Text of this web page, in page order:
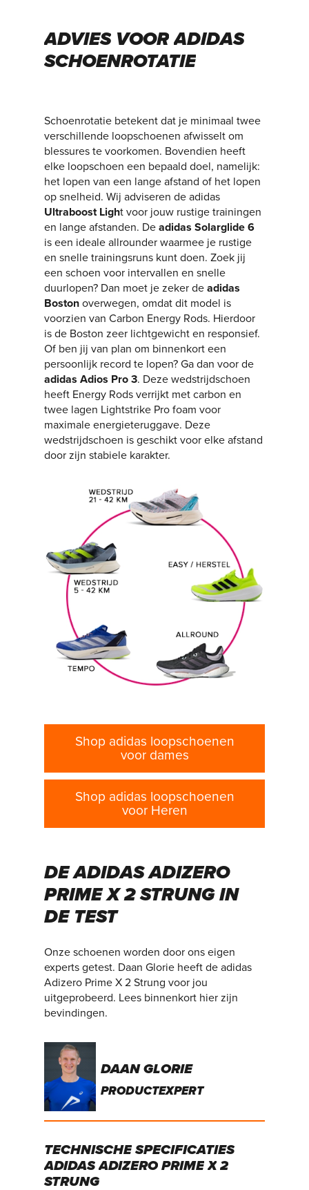
ADVIES VOOR ADIDAS
SCHOENROTATIE
Schoenrotatie betekent dat je minimaal twee
verschillende loopschoenen afwisselt om
blessures te voorkomen. Bovendien heeft
elke loopschoen een bepaald doel, namelijk:
het lopen van een lange afstand of het lopen
op snelheid. Wij adviseren de adidas
Ultraboost Light voor jouw rustige trainingen
en lange afstanden. Deadidas Solarglide 6
is een ideale allrounder waarmee je rustige
en snelle trainingsruns kunt doen. Zoek jij
een schoen voor intervallen en snelle
duurlopen? Dan moet je zeker deadidas
Boston overwegen, omdat dit model is
voorzien van Carbon Energy Rods. Hierdoor
is de Boston zeer lichtgewicht en responsief.
Of ben jij van plan om binnenkort een
persoonlijk record te lopen? Ga dan voor de
adidas Adios Pro 3. Deze wedstrijdschoen
heeft Energy Rods verrijkt met carbon en
twee lagen Lightstrike Pro foam voor
maximale energieteruggave. Deze
wedstrijdschoen is geschikt voor elke afstand
door zijn stabiele karakter.
Shop adidas loopschoenen
voor dames
Shop adidas loopschoenen
voor Heren
DE ADIDAS ADIZERO
PRIME X 2 STRUNG IN
DE TEST
Onze schoenen worden door ons eigen
experts getest. Daan Glorie heeft de adidas
Adizero Prime X 2 Strung voor jou
uitgeprobeerd. Lees binnenkort hier zijn
bevindingen.
DAAN GLORIE
PRODUCTEXPERT
TECHNISCHE SPECIFICATIES
ADIDAS ADIZERO PRIME X 2
STRUNG